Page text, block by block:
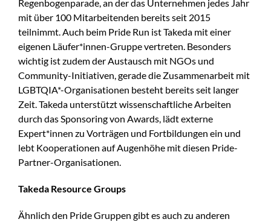
Regenbogenparade, an der das Unternehmen jedes Jahr
mit über 100 Mitarbeitenden bereits seit 2015
teilnimmt. Auch beim Pride Run ist Takeda mit einer
eigenen Läufer*innen-Gruppe vertreten. Besonders
wichtig ist zudem der Austausch mit NGOs und
Community-Initiativen, gerade die Zusammenarbeit mit
LGBTQIA*-Organisationen besteht bereits seit langer
Zeit. Takeda unterstützt wissenschaftliche Arbeiten
durch das Sponsoring von Awards, lädt externe
Expert*innen zu Vorträgen und Fortbildungen ein und
lebt Kooperationen auf Augenhöhe mit diesen Pride-
Partner-Organisationen.
Takeda Resource Groups
Ähnlich den Pride Gruppen gibt es auch zu anderen